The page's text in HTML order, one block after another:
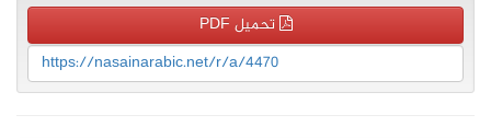
تحميل PDF
https://nasainarabic.net/r/a/4470